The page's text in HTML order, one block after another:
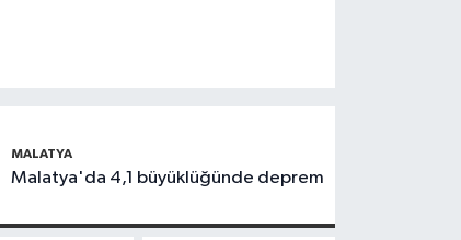
MALATYA
Malatya'da 4,1 büyüklüğünde deprem